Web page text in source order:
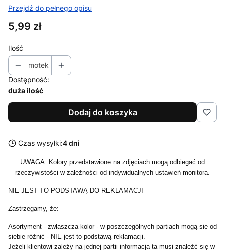
Przejdź do pełnego opisu
Cena
5,99 zł
Ilość
motek
Dostępność:
duża ilość
Dodaj do koszyka
Czas wysyłki:4 dni
UWAGA: Kolory przedstawione na zdjęciach mogą odbiegać od
rzeczywistości w zależności od indywidualnych ustawień monitora.
NIE JEST TO PODSTAWĄ DO REKLAMACJI
Zastrzegamy, że:
Asortyment - zwłaszcza kolor - w poszczególnych partiach mogą się od
siebie różnić - NIE jest to podstawą reklamacji.
Jeżeli klientowi zależy na jednej partii informacja ta musi znaleźć się w